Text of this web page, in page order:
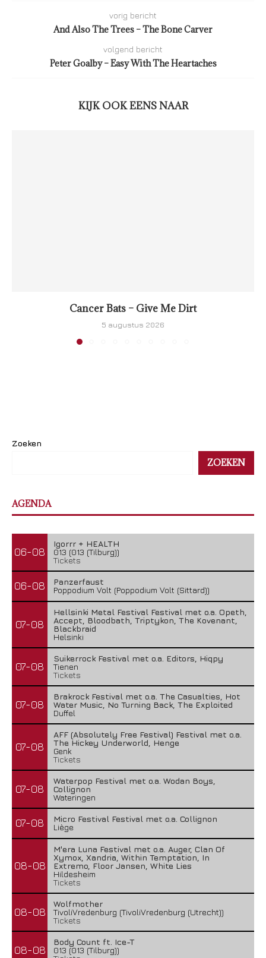
vorig bericht
And Also The Trees – The Bone Carver
volgend bericht
Peter Goalby – Easy With The Heartaches
KIJK OOK EENS NAAR
Cancer Bats – Give Me Dirt
5 augustus 2026
Zoeken
ZOEKEN
AGENDA
06-08
Igorrr + HEALTH
013 (013 (Tilburg))
Tickets
06-08
Panzerfaust
Poppodium Volt (Poppodium Volt (Sittard))
07-08
Hellsinki Metal Festival Festival met o.a. Opeth,
Accept, Bloodbath, Triptykon, The Kovenant,
Blackbraid
Helsinki
07-08
Suikerrock Festival met o.a. Editors, Hiqpy
Tienen
Tickets
07-08
Brakrock Festival met o.a. The Casualties, Hot
Water Music, No Turning Back, The Exploited
Duffel
07-08
AFF (Absolutely Free Festival) Festival met o.a.
The Hickey Underworld, Henge
Genk
Tickets
07-08
Waterpop Festival met o.a. Wodan Boys,
Collignon
Wateringen
07-08
Micro Festival Festival met o.a. Collignon
Liège
08-08
M'era Luna Festival met o.a. Auger, Clan Of
Xymox, Xandria, Within Temptation, In
Extremo, Floor Jansen, White Lies
Hildesheim
Tickets
08-08
Wolfmother
TivoliVredenburg (TivoliVredenburg (Utrecht))
Tickets
08-08
Body Count ft. Ice-T
013 (013 (Tilburg))